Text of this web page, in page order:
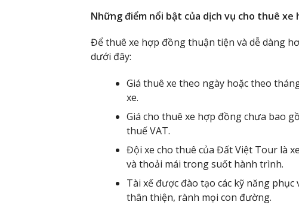
Những điểm nổi bật của dịch vụ cho thuê
Để thuê xe hợp đồng thuận tiện và dễ dàng
dưới đây:
Giá thuê xe theo ngày hoặc theo
xe.
Giá cho thuê xe hợp đồng chưa bao
thuế VAT.
Đội xe cho thuê của Đất Việt Tour là
và thoải mái trong suốt hành trình.
Tài xế được đào tạo các kỹ năng
thân thiện, rành mọi con đường.